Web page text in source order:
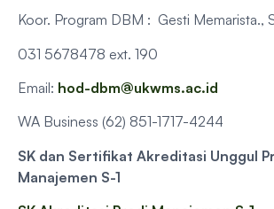
Koor. Program DBM : Gesti Memarista.,
031 5678478 ext. 190
Email: hod-dbm@ukwms.ac.id
WA Business (62) 851-1717-4244
SK dan Sertifikat Akreditasi Unggul
Manajemen S-1